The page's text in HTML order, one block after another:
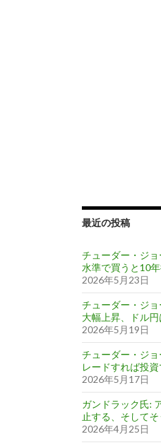
最近の投稿
チューダー・ジ
水準で買うと10
2026年5月23日
チューダー・ジ
大幅上昇、ドル
2026年5月19日
チューダー・ジ
レードすれば投
2026年5月17日
ガンドラック氏:
止する、そして
2026年4月25日